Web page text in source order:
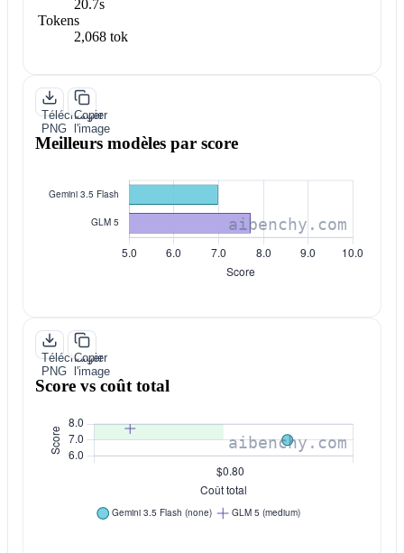
20.7s
Tokens
2,068 tok
Télécharger
PNG
Copier
l'image
Meilleurs modèles par score
Télécharger
PNG
Copier
l'image
Score vs coût total